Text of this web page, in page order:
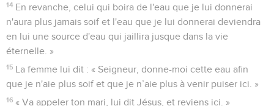
14 En revanche, celui qui boira de l'eau que je lui donnerai
n'aura plus jamais soif et l'eau que je lui donnerai deviendra
en lui une source d'eau qui jaillira jusque dans la vie
éternelle. »
15 La femme lui dit : « Seigneur, donne-moi cette eau afin
que je n'aie plus soif et que je n’aie plus à venir puiser ici. »
16 « Va appeler ton mari, lui dit Jésus, et reviens ici. »